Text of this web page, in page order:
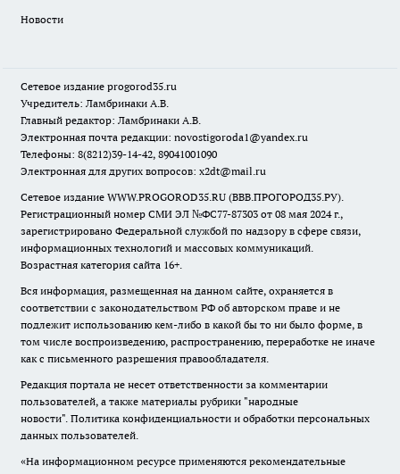
Новости
Сетевое издание progorod35.ru
Учредитель: Ламбринаки А.В.
Главный редактор: Ламбринаки А.В.
Электронная почта редакции: novostigoroda1@yandex.ru
Телефоны: 8(8212)39-14-42, 89041001090
Электронная для других вопросов: x2dt@mail.ru
Сетевое издание WWW.PROGOROD35.RU (ВВВ.ПРОГОРОД35.РУ).
Регистрационный номер СМИ ЭЛ №ФС77-87303 от 08 мая 2024 г.,
зарегистрировано Федеральной службой по надзору в сфере связи,
информационных технологий и массовых коммуникаций.
Возрастная категория сайта 16+.
Вся информация, размещенная на данном сайте, охраняется в
соответствии с законодательством РФ об авторском праве и не
подлежит использованию кем-либо в какой бы то ни было форме, в
том числе воспроизведению, распространению, переработке не иначе
как с письменного разрешения правообладателя.
Редакция портала не несет ответственности за комментарии
пользователей, а также материалы рубрики "народные
новости". Политика конфиденциальности и обработки персональных
данных пользователей.
«На информационном ресурсе применяются рекомендательные